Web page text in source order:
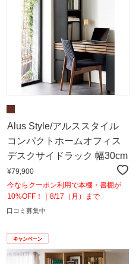
Alus Style/アルススタイル
コンパクトホームオフィス
デスクサイドラック 幅30cm
¥79,900
今ならクーポン利用で本棚・書棚が
10%OFF！｜8/17（月）まで
口コミ募集中